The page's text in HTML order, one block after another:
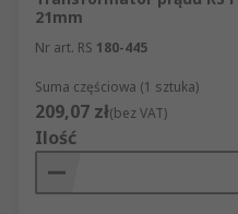
21mm
Nr art. RS 180-445
Suma częściowa (1 sztuka)
209,07 zł(bez VAT)
Ilość